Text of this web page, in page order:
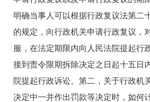
明确当事人可以根据行政复议法第二
的规定，向行政机关申请行政复议，
服，在法定期限内向人民法院提起行
接到责令限期拆除决定之日起十五日
院提起行政诉讼。第二，关于行政机
决定中一并作出罚款等决定时，如何